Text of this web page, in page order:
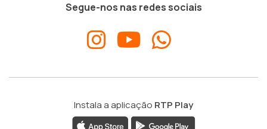
Segue-nos nas redes sociais
Instala a aplicação RTP Play